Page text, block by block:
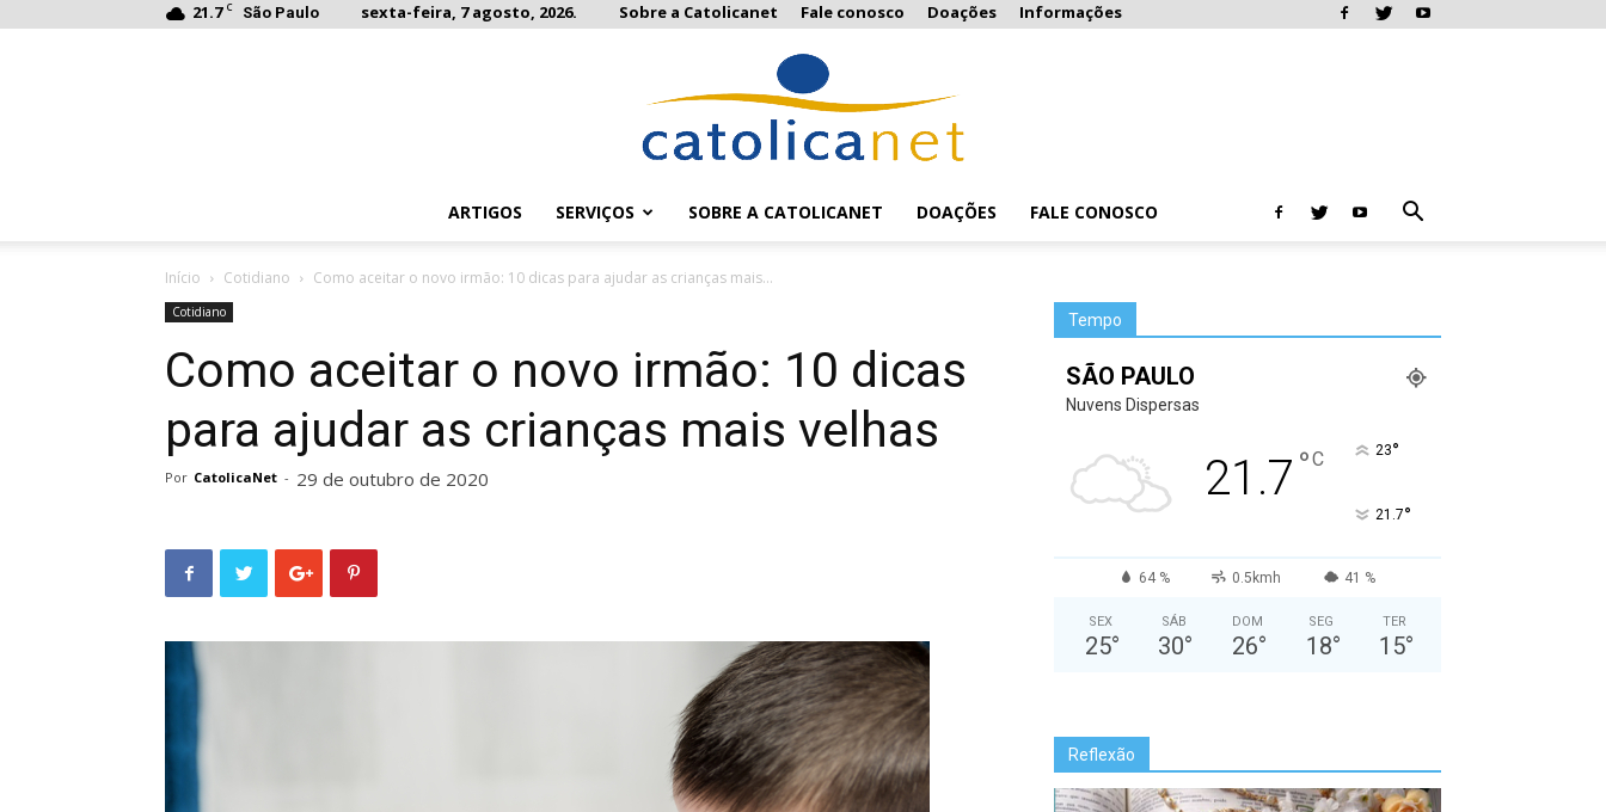
21.7 C São Paulo sexta-feira, 7 agosto, 2026. Sobre a Catolicanet Fale conosco Doações Informações
ARTIGOS SERVIÇOS SOBRE A CATOLICANET DOAÇÕES FALE CONOSCO
Início Cotidiano Como aceitar o novo irmão: 10 dicas para ajudar as crianças mais...
Cotidiano
Como aceitar o novo irmão: 10 dicas
para ajudar as crianças mais velhas
Por CatolicaNet - 29 de outubro de 2020
Tempo
SÃO PAULO
Nuvens Dispersas
21.7 °C 23°
21.7°
64 % 0.5kmh 41 %
SEX
25°
SÁB
30°
DOM
26°
SEG
18°
TER
15°
Reflexão